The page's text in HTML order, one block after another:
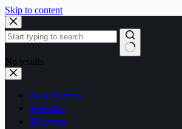
Skip to content
No results
ముఖ్యాంశాలు
జాతీయం
తెలంగాణ